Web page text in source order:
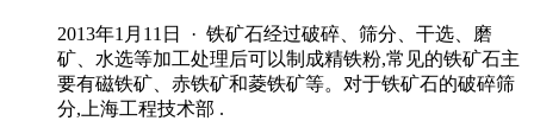
2013年1月11日 · 铁矿石经过破碎、筛分、干选、磨
矿、水选等加工处理后可以制成精铁粉,常见的铁矿石主
要有磁铁矿、赤铁矿和菱铁矿等。对于铁矿石的破碎筛
分,上海工程技术部 .